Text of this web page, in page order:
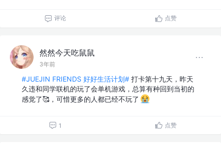
评论 点赞
然然今天吃鼠鼠
3年前
#JUEJIN FRIENDS 好好生活计划# 打卡第十九天，昨天
久违和同学联机的玩了会单机游戏，总算有种回到当初的
感觉了🥰，可惜更多的人都已经不玩了
1 点赞